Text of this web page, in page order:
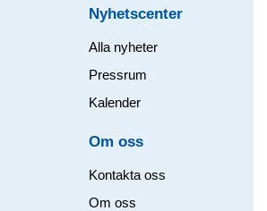
Nyhetscenter
Alla nyheter
Pressrum
Kalender
Om oss​
Kontakta oss
Om oss